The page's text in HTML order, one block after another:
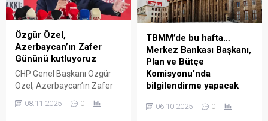
Özgür Özel,
Azerbaycan’ın Zafer
Gününü kutluyoruz
CHP Genel Başkanı Özgür
Özel, Azerbaycan’ın Zafer
Günü dolayısıyla mesaj
yayımladı. Özel, “Bundan
08.11.2025 0
TBMM’de bu hafta…
Merkez Bankası Başkanı,
Plan ve Bütçe
Komisyonu’nda
bilgilendirme yapacak
Salı günü Plan ve Bütçe
06.10.2025 0